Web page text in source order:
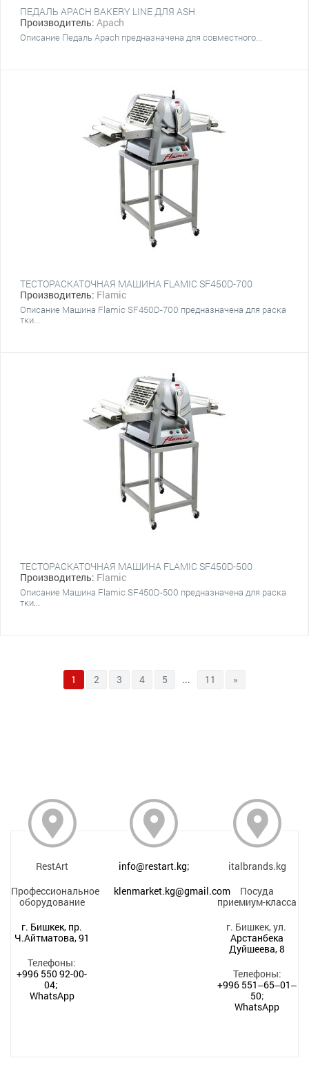
ПЕДАЛЬ APACH BAKERY LINE ДЛЯ ASH
Производитель: Apach
Описание Педаль Apach предназначена для совместного...
ТЕСТОРАСКАТОЧНАЯ МАШИНА FLAMIC SF450D-700
Производитель: Flamic
Описание Машина Flamic SF450D-700 предназначена для раска
тки...
ТЕСТОРАСКАТОЧНАЯ МАШИНА FLAMIC SF450D-500
Производитель: Flamic
Описание Машина Flamic SF450D-500 предназначена для раска
тки...
1 2 3 4 5 ... 11 »
RestArt
Профессиональное
оборудование
г. Бишкек, пр.
Ч.Айтматова, 91
Телефоны:
+996 550 92-00-
04;
WhatsApp
info@restart.kg;
klenmarket.kg@gmail.com
italbrands.kg
Посуда
приемиум-класса
г. Бишкек, ул.
Арстанбека
Дуйшеева, 8
Телефоны:
+996 551‒65‒01‒
50;
WhatsApp